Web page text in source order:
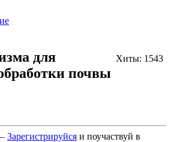
Хиты: 1543
для
почвы
Зарегистрируйся и поучаствуй в